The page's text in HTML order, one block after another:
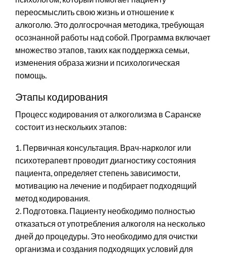
переосмыслить свою жизнь и отношение к
алкоголю. Это долгосрочная методика, требующая
осознанной работы над собой. Программа включает
множество этапов, таких как поддержка семьи,
изменения образа жизни и психологическая
помощь.
Этапы кодирования
Процесс кодирования от алкоголизма в Саранске
состоит из нескольких этапов:
1. Первичная консультация. Врач-нарколог или
психотерапевт проводит диагностику состояния
пациента, определяет степень зависимости,
мотивацию на лечение и подбирает подходящий
метод кодирования.
2. Подготовка. Пациенту необходимо полностью
отказаться от употребления алкоголя на несколько
дней до процедуры. Это необходимо для очистки
организма и создания подходящих условий для